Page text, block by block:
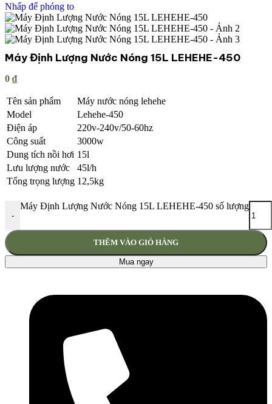
Nhấp để phóng to
Máy Định Lượng Nước Nóng 15L LEHEHE-450
0 ₫
Tên sản phẩm
Máy nước nóng lehehe
Model
Lehehe-450
Điện áp
220v-240v/50-60hz
Công suất
3000w
Dung tích nồi hơi 15l
Lưu lượng nước
45l/h
Tổng trọng lượng 12,5kg
-
Máy Định Lượng Nước Nóng 15L LEHEHE-450 số lượng
THÊM VÀO GIỎ HÀNG
Mua ngay